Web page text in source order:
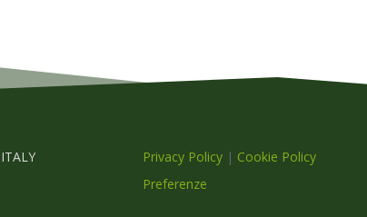
Privacy Policy | Cookie Policy
Preferenze